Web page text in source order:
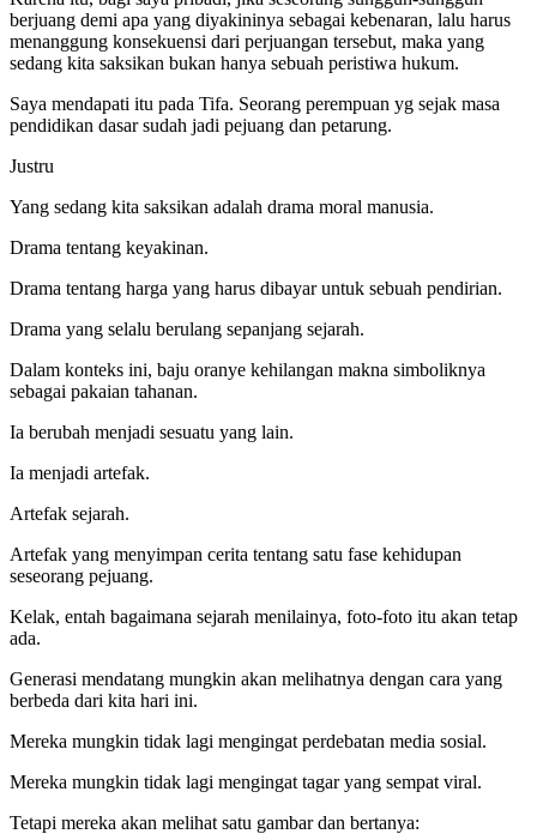
berjuang demi apa yang diyakininya sebagai kebenaran, lalu harus
menanggung konsekuensi dari perjuangan tersebut, maka yang
sedang kita saksikan bukan hanya sebuah peristiwa hukum.
Saya mendapati itu pada Tifa. Seorang perempuan yg sejak masa
pendidikan dasar sudah jadi pejuang dan petarung.
Justru
Yang sedang kita saksikan adalah drama moral manusia.
Drama tentang keyakinan.
Drama tentang harga yang harus dibayar untuk sebuah pendirian.
Drama yang selalu berulang sepanjang sejarah.
Dalam konteks ini, baju oranye kehilangan makna simboliknya
sebagai pakaian tahanan.
Ia berubah menjadi sesuatu yang lain.
Ia menjadi artefak.
Artefak sejarah.
Artefak yang menyimpan cerita tentang satu fase kehidupan
seseorang pejuang.
Kelak, entah bagaimana sejarah menilainya, foto-foto itu akan tetap
ada.
Generasi mendatang mungkin akan melihatnya dengan cara yang
berbeda dari kita hari ini.
Mereka mungkin tidak lagi mengingat perdebatan media sosial.
Mereka mungkin tidak lagi mengingat tagar yang sempat viral.
Tetapi mereka akan melihat satu gambar dan bertanya: